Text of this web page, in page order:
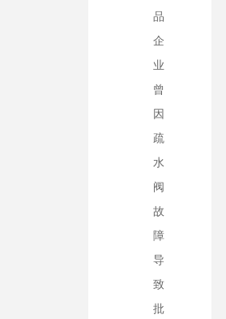
品
企
业
曾
因
疏
水
阀
故
障
导
致
批